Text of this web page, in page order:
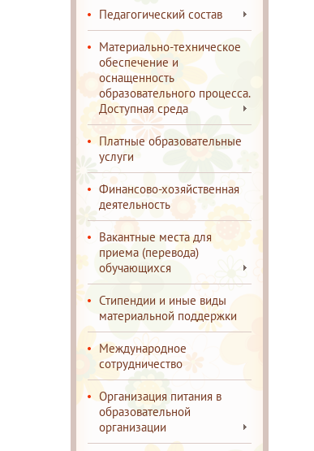
Педагогический состав
Материально-техническое
обеспечение и
оснащенность
образовательного процесса.
Доступная среда
Платные образовательные
услуги
Финансово-хозяйственная
деятельность
Вакантные места для
приема (перевода)
обучающихся
Стипендии и иные виды
материальной поддержки
Международное
сотрудничество
Организация питания в
образовательной
организации